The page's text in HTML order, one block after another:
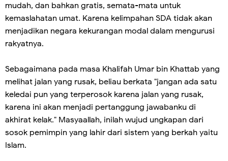
mudah, dan bahkan gratis, semata-mata untuk
kemaslahatan umat. Karena kelimpahan SDA tidak akan
menjadikan negara kekurangan modal dalam mengurusi
rakyatnya.
Sebagaimana pada masa Khalifah Umar bin Khattab yang
melihat jalan yang rusak, beliau berkata "jangan ada satu
keledai pun yang terperosok karena jalan yang rusak,
karena ini akan menjadi pertanggung jawabanku di
akhirat kelak." Masyaallah, inilah wujud ungkapan dari
sosok pemimpin yang lahir dari sistem yang berkah yaitu
Islam.